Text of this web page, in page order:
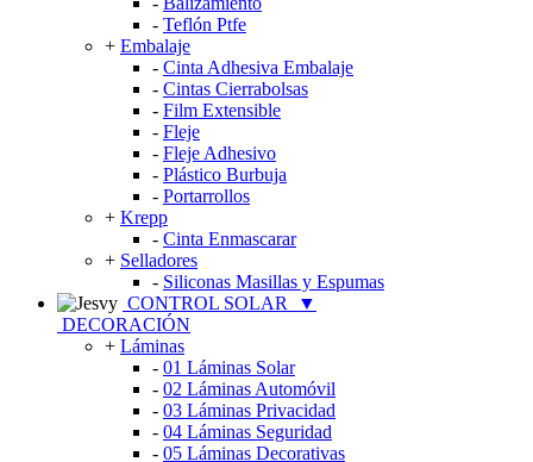
- Teflón Ptfe
+ Embalaje
- Cinta Adhesiva Embalaje
- Cintas Cierrabolsas
- Film Extensible
- Fleje
- Fleje Adhesivo
- Plástico Burbuja
- Portarrollos
+ Krepp
- Cinta Enmascarar
+ Selladores
- Siliconas Masillas y Espumas
CONTROL SOLAR
▼
DECORACIÓN
+ Láminas
- 01 Láminas Solar
- 02 Láminas Automóvil
- 03 Láminas Privacidad
- 04 Láminas Seguridad
- 05 Láminas Decorativas